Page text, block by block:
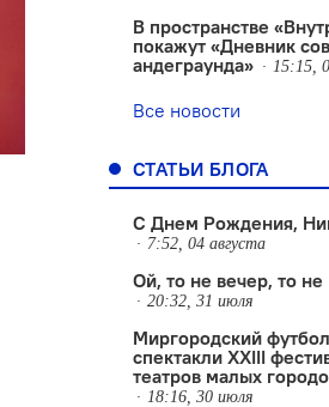
В пространстве
покажут «Дневник
андеграунда»
15:15,
Все новости
СТАТЬИ БЛОГА
С Днем Рождения,
7:52, 04 августа
Ой, то не вечер, то не
20:32, 31 июля
Миргородский
спектакли XXIII
театров малых
18:16, 30 июля